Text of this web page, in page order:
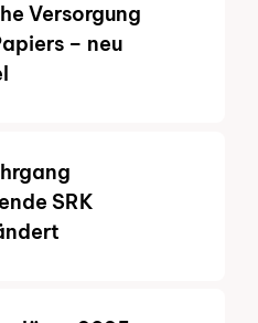
Versorgung
– neu
SRK